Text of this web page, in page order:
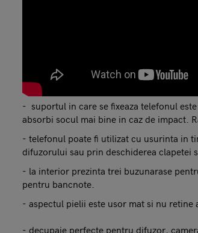
- suportul in care se fixeaza telefonul
absorbi socul mai bine in caz de impact.
- telefonul poate fi utilizat cu usurinta in
difuzorului sau prin deschiderea clapetei
- la interior prezinta trei buzunarase
pentru bancnote.
- aspectul pielii este usor mat si nu retine